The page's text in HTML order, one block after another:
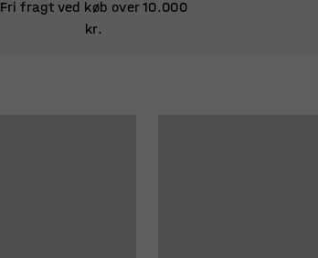
Fri fragt ved køb over 10.000
kr.